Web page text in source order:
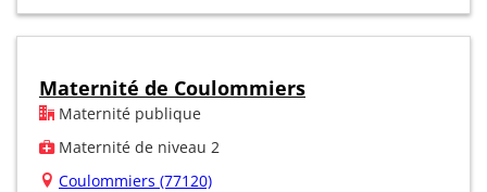
Maternité de Coulommiers
Maternité publique
Maternité de niveau 2
Coulommiers (77120)